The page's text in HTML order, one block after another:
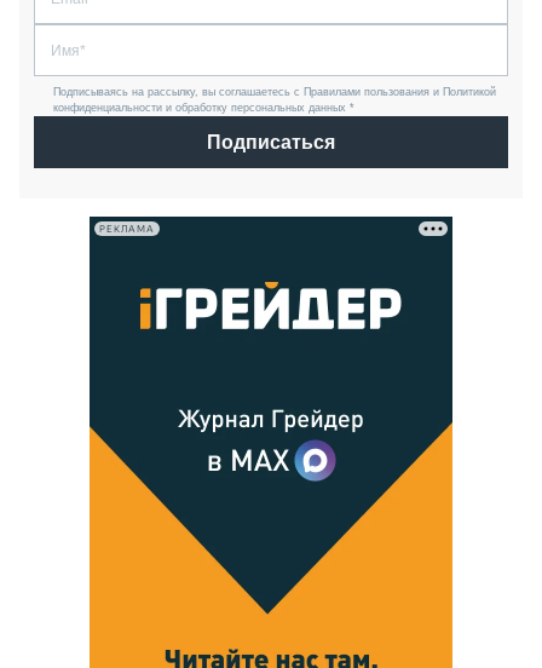
Подписываясь на рассылку, вы соглашаетесь с Правилами пользования и Политикой
конфиденциальности и обработку персональных данных *
Подписаться
РЕКЛАМА